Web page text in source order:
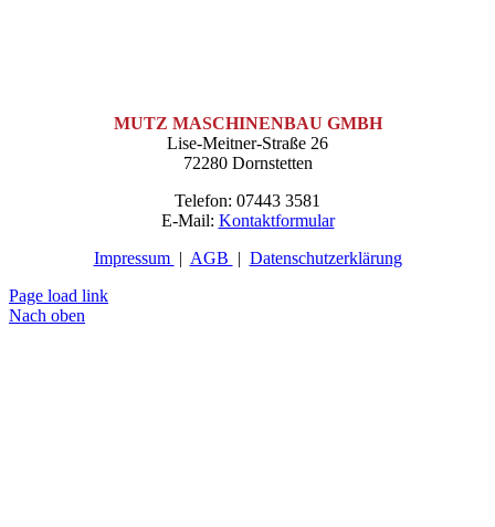
MUTZ MASCHINENBAU GMBH
Lise-Meitner-Straße 26
72280 Dornstetten
Telefon: 07443 3581
E-Mail: Kontaktformular
Impressum | AGB | Datenschutzerklärung
Page load link
Nach oben